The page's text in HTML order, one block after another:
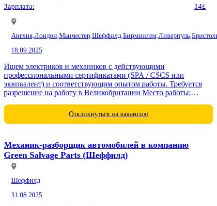
Зарплата: 14£
Англия, Лондон, Манчестер, Шеффилд, Бирмингем, Ливерпуль,
18.09.2025
Ищем электриков и механиков с действующими
профессиональными сертификатами (SPA / CSCS или
эквивалент) и соответствующим опытом работы. Требуется
разрешение на работу в Великобритании Место работы:
Donington,...
Откликнуться на вакансию
Механик-разборщик автомобилей в компанию
Green Salvage Parts (Шеффилд)
Шеффилд
31.08.2025